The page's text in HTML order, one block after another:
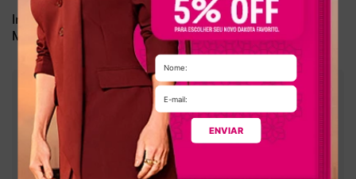
ENVIAR
Indicado para: Dia a dia, lazer, balada
Material:Sintético
Altura da sola 1,00 cm
Cor: Metalizado
Referência Y8701-00001
País de origem: